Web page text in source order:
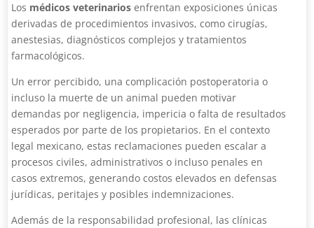
Los médicos veterinarios enfrentan exposiciones únicas
derivadas de procedimientos invasivos, como cirugías,
anestesias, diagnósticos complejos y tratamientos
farmacológicos.
Un error percibido, una complicación postoperatoria o
incluso la muerte de un animal pueden motivar
demandas por negligencia, impericia o falta de resultados
esperados por parte de los propietarios. En el contexto
legal mexicano, estas reclamaciones pueden escalar a
procesos civiles, administrativos o incluso penales en
casos extremos, generando costos elevados en defensas
jurídicas, peritajes y posibles indemnizaciones.
Además de la responsabilidad profesional, las clínicas